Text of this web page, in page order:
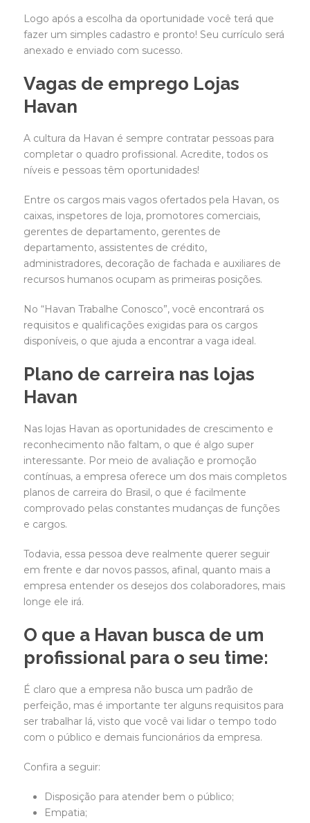
Logo após a escolha da oportunidade você terá que
fazer um simples cadastro e pronto! Seu currículo será
anexado e enviado com sucesso.
Vagas de emprego Lojas
Havan
A cultura da Havan é sempre contratar pessoas para
completar o quadro profissional. Acredite, todos os
níveis e pessoas têm oportunidades!
Entre os cargos mais vagos ofertados pela Havan, os
caixas, inspetores de loja, promotores comerciais,
gerentes de departamento, gerentes de
departamento, assistentes de crédito,
administradores, decoração de fachada e auxiliares de
recursos humanos ocupam as primeiras posições.
No “Havan Trabalhe Conosco”, você encontrará os
requisitos e qualificações exigidas para os cargos
disponíveis, o que ajuda a encontrar a vaga ideal.
Plano de carreira nas lojas
Havan
Nas lojas Havan as oportunidades de crescimento e
reconhecimento não faltam, o que é algo super
interessante. Por meio de avaliação e promoção
contínuas, a empresa oferece um dos mais completos
planos de carreira do Brasil, o que é facilmente
comprovado pelas constantes mudanças de funções
e cargos.
Todavia, essa pessoa deve realmente querer seguir
em frente e dar novos passos, afinal, quanto mais a
empresa entender os desejos dos colaboradores, mais
longe ele irá.
O que a Havan busca de um
profissional para o seu time:
É claro que a empresa não busca um padrão de
perfeição, mas é importante ter alguns requisitos para
ser trabalhar lá, visto que você vai lidar o tempo todo
com o público e demais funcionários da empresa.
Confira a seguir:
Disposição para atender bem o público;
Empatia;